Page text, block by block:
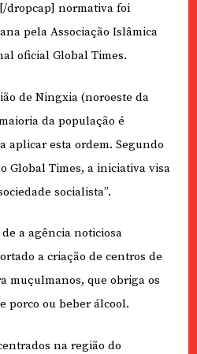
dropcap] normativa foi
pela Associação Islâmica
oficial Global Times.
de Ningxia (noroeste da
da população é
aplicar esta ordem. Segundo
Global Times, a iniciativa visa
socialista”.
a agência noticiosa
a criação de centros de
muçulmanos, que obriga os
porco ou beber álcool.
na região do